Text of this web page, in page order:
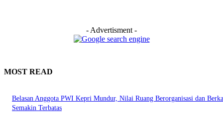
- Advertisment -
MOST READ
Belasan Anggota PWI Kepri Mundur, Nilai Ruang Berorganisasi dan
Semakin Terbatas